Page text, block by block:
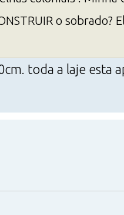
o sobrado?
toda a laje esta